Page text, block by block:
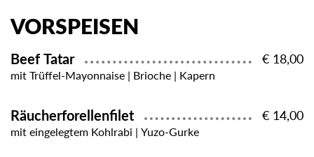
VORSPEISEN
Beef Tatar € 18,00
mit Trüffel-Mayonnaise | Brioche | Kapern
Räucherforellenfilet € 14,00
mit eingelegtem Kohlrabi | Yuzo-Gurke